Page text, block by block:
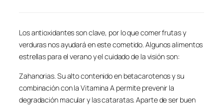
Los antioxidantes son clave, por lo que comer frutas y
verduras nos ayudará en este cometido. Algunos alimentos
estrellas para el verano y el cuidado de la visión son:
Zahanorias. Su alto contenido en betacarotenos y su
combinación con la Vitamina A permite prevenir la
degradación macular y las cataratas. Aparte de ser buen